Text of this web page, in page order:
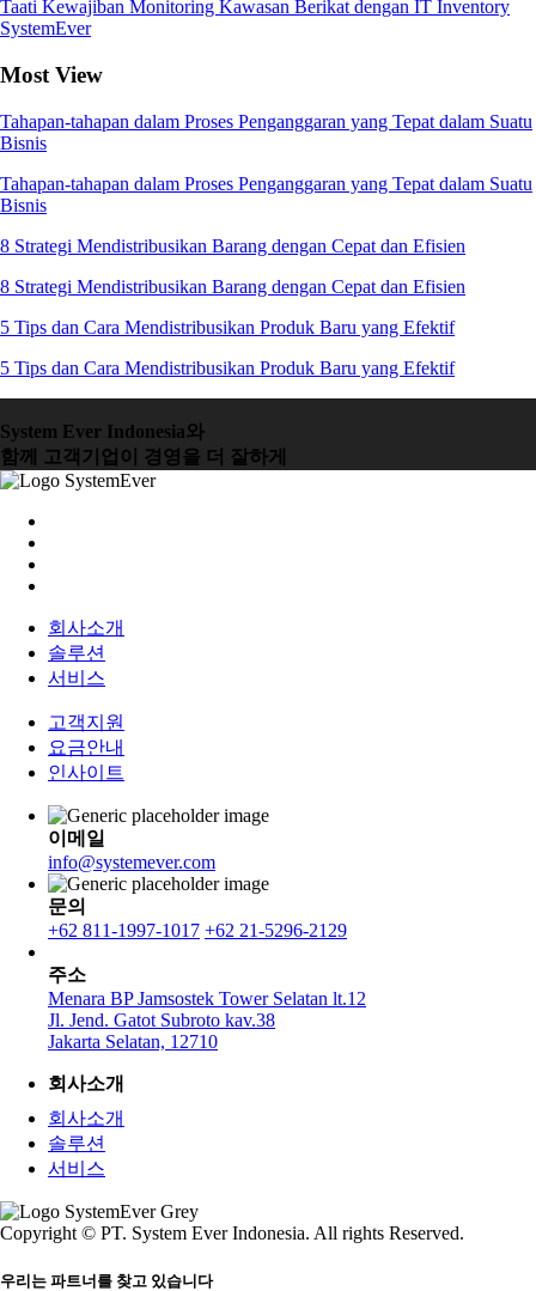
Taati Kewajiban Monitoring Kawasan Berikat dengan IT Inventory
SystemEver
Most View
Tahapan-tahapan dalam Proses Penganggaran yang Tepat dalam Suatu
Bisnis
Tahapan-tahapan dalam Proses Penganggaran yang Tepat dalam Suatu
Bisnis
8 Strategi Mendistribusikan Barang dengan Cepat dan Efisien
8 Strategi Mendistribusikan Barang dengan Cepat dan Efisien
5 Tips dan Cara Mendistribusikan Produk Baru yang Efektif
5 Tips dan Cara Mendistribusikan Produk Baru yang Efektif
System Ever Indonesia와
함께 고객기업이 경영을 더 잘하게
회사소개
솔루션
서비스
고객지원
요금안내
인사이트
이메일
info@systemever.com
문의
+62 811-1997-1017 +62 21-5296-2129
주소
Menara BP Jamsostek Tower Selatan lt.12
Jl. Jend. Gatot Subroto kav.38
Jakarta Selatan, 12710
회사소개
회사소개
솔루션
서비스
Copyright © PT. System Ever Indonesia. All rights Reserved.
우리는 파트너를 찾고 있습니다